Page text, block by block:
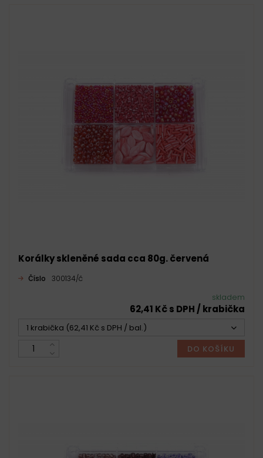
Korálky skleněné sada cca 80g. červená
Číslo 300134/č
skladem
62,41 Kč s DPH / krabička
1 krabička (62,41 Kč s DPH / bal.)
DO KOŠÍKU